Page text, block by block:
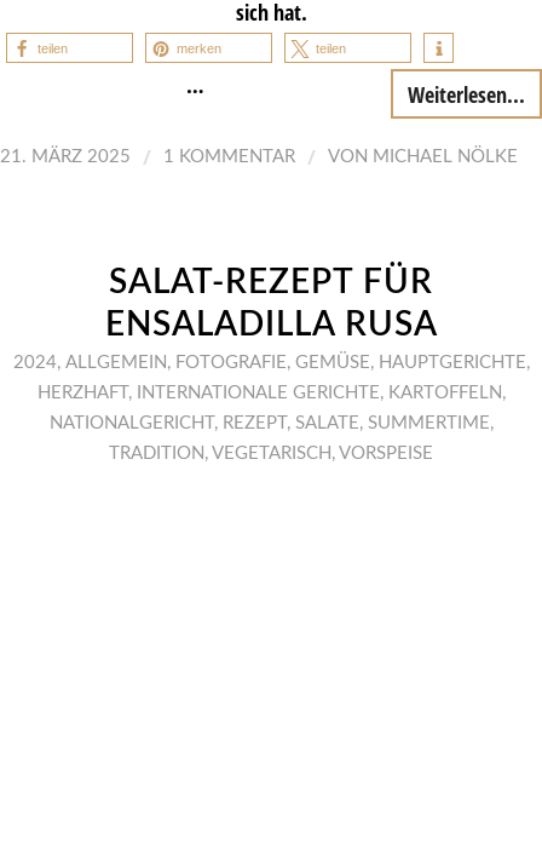
sich hat.
teilen merken teilen
… Weiterlesen...
21. MÄRZ 2025 / 1 KOMMENTAR / VON MICHAEL NÖLKE
SALAT-REZEPT FÜR
ENSALADILLA RUSA
2024, ALLGEMEIN , FOTOGRAFIE, GEMÜSE, HAUPTGERICHTE,
HERZHAFT, INTERNATIONALE GERICHTE, KARTOFFELN ,
NATIONALGERICHT, REZEPT, SALATE, SUMMERTIME,
TRADITION , VEGETARISCH , VORSPEISE